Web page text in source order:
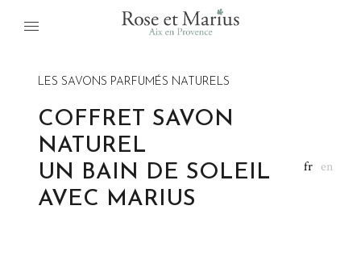
fr en
LES SAVONS PARFUMÉS NATURELS
COFFRET SAVON
NATUREL
UN BAIN DE SOLEIL
AVEC MARIUS